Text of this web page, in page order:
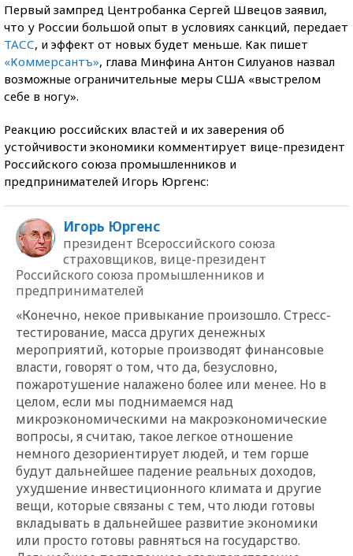
Первый зампред Центробанка Сергей Швецов заявил,
что у России большой опыт в условиях санкций, передает
ТАСС, и эффект от новых будет меньше. Как пишет
«Коммерсантъ», глава Минфина Антон Силуанов назвал
возможные ограничительные меры США «выстрелом
себе в ногу».
Реакцию российских властей и их заверения об
устойчивости экономики комментирует вице-президент
Российского союза промышленников и
предпринимателей Игорь Юргенс:
Игорь Юргенс
президент Всероссийского союза
страховщиков, вице-президент
Российского союза промышленников и
предпринимателей
«Конечно, некое привыкание произошло. Стресс-
тестирование, масса других денежных
мероприятий, которые производят финансовые
власти, говорят о том, что да, безусловно,
пожаротушение налажено более или менее. Но в
целом, если мы поднимаемся над
микроэкономическими на макроэкономические
вопросы, я считаю, такое легкое отношение
немного дезориентирует людей, и тем горше
будут дальнейшее падение реальных доходов,
ухудшение инвестиционного климата и другие
вещи, которые связаны с тем, что люди готовы
вкладывать в дальнейшее развитие экономики
или просто готовы равняться на государство.